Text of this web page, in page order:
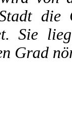
die
Sie
Grad